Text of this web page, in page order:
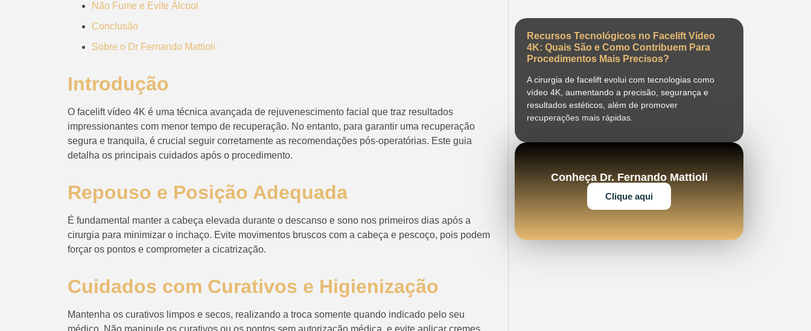
Não Fume e Evite Álcool
Conclusão
Sobre o Dr Fernando Mattioli
Introdução
O facelift vídeo 4K é uma técnica avançada de rejuvenescimento facial que traz resultados
impressionantes com menor tempo de recuperação. No entanto, para garantir uma recuperação
segura e tranquila, é crucial seguir corretamente as recomendações pós-operatórias. Este guia
detalha os principais cuidados após o procedimento.
Repouso e Posição Adequada
É fundamental manter a cabeça elevada durante o descanso e sono nos primeiros dias após a
cirurgia para minimizar o inchaço. Evite movimentos bruscos com a cabeça e pescoço, pois podem
forçar os pontos e comprometer a cicatrização.
Cuidados com Curativos e Higienização
Mantenha os curativos limpos e secos, realizando a troca somente quando indicado pelo seu
médico. Não manipule os curativos ou os pontos sem autorização médica, e evite aplicar cremes
Recursos Tecnológicos no Facelift Vídeo
4K: Quais São e Como Contribuem Para
Procedimentos Mais Precisos?
A cirurgia de facelift evolui com tecnologias como
vídeo 4K, aumentando a precisão, segurança e
resultados estéticos, além de promover
recuperações mais rápidas.
Conheça Dr. Fernando Mattioli
Clique aqui